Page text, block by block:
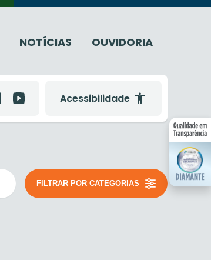
NOTÍCIAS OUVIDORIA
Acessibilidade
FILTRAR POR CATEGORIAS